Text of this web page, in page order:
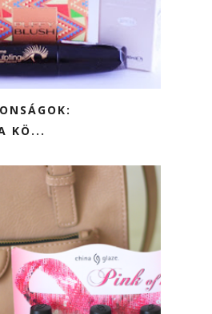
KÖ...